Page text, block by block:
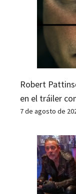
Robert
en el tráiler
7 de agosto de